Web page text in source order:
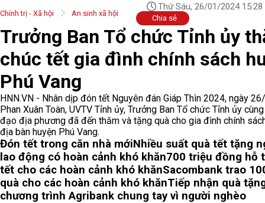
Chính trị - Xã hội An sinh xã hội
Thứ Sáu, 26/01/2024 15:28
Chia sẻ
Trưởng Ban Tổ chức Tỉnh ủy
chúc tết gia đình chính sách
Phú Vang
HNN.VN - Nhân dịp đón tết Nguyên đán Giáp Thìn 2024, ngày
Phan Xuân Toàn, UVTV Tỉnh ủy, Trưởng Ban Tổ chức Tỉnh ủy
đạo địa phương đã đến thăm và tặng quà cho gia đình chính
địa bàn huyện Phú Vang.
Đón tết trong căn nhà mớiNhiều suất quà tết tặng
lao động có hoàn cảnh khó khăn700 triệu đồng hỗ
tết cho các hoàn cảnh khó khănSacombank trao
quà cho các hoàn cảnh khó khănTiếp nhận quà
chương trình Agribank chung tay vì người nghèo